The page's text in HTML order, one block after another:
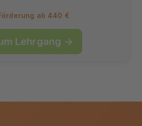
ab 440 €
Lehrgang →